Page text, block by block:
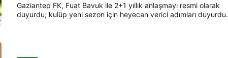
Gaziantep FK, Fuat Bavuk ile 2+1 yıllık anlaşmayı resmi olarak
duyurdu; kulüp yeni sezon için heyecan verici adımları duyurdu.